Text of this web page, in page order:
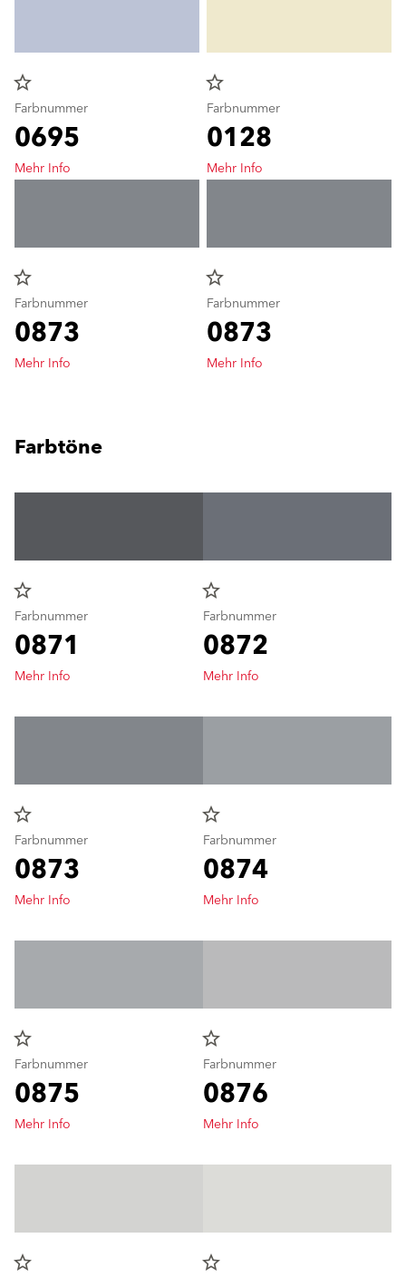
star_border
Farbnummer
0695
Mehr Info
star_border
Farbnummer
0873
Mehr Info
star_border
Farbnummer
0128
Mehr Info
star_border
Farbnummer
0873
Mehr Info
Farbtöne
star_border
Farbnummer
0871
Mehr Info
star_border
Farbnummer
0872
Mehr Info
star_border
Farbnummer
0873
Mehr Info
star_border
Farbnummer
0874
Mehr Info
star_border
Farbnummer
0875
Mehr Info
star_border
Farbnummer
0876
Mehr Info
star_border
star_border